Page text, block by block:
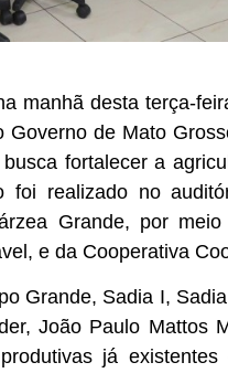
manhã desta terça-
de Mato
fortalecer a
foi realizado no
Grande, por
e da Cooperativa
Grande, Sadia I,
João Paulo Mattos
já